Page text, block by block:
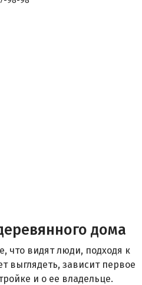
дома
что видят люди, подходя к
выглядеть, зависит первое
и о ее владельце.